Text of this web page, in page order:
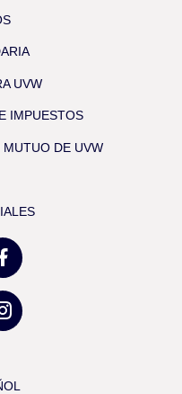
UVW
IMPUESTOS
DE UVW